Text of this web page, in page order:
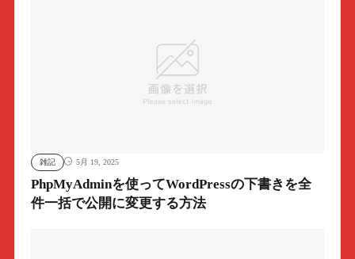
雑記 5月 19, 2025
PhpMyAdminを使ってWordPressの下書きを全
件一括で公開に変更する方法